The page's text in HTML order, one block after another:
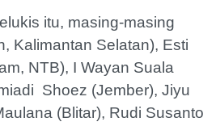
itu, masing-masing
Kalimantan Selatan), Esti
NTB), I Wayan Suala
Shoez (Jember), Jiyu
(Blitar), Rudi Susanto